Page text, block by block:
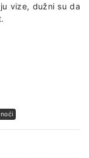
vize, dužni su da